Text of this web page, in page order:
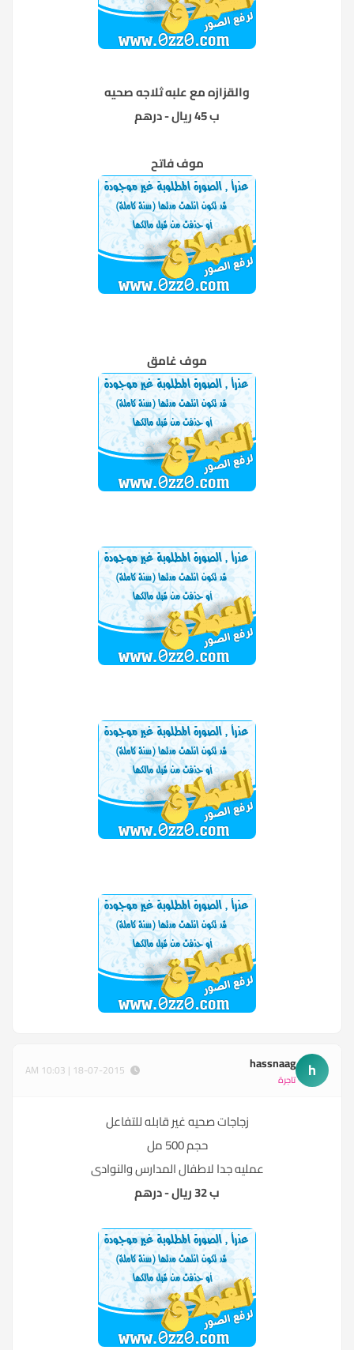
والقزازه مع علبه ثلاجه صحيه
ب 45 ريال - درهم
موف فاتح
موف غامق
h
hassnaag
تاجرة
زجاجات صحيه غير قابله للتفاعل
حجم 500 مل
عمليه جدا لاطفال المدارس والنوادى
ب 32 ريال - درهم